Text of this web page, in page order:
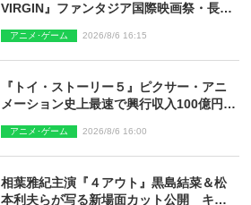
VIRGIN』ファンタジア国際映画祭・長編
アニメ･ゲーム 2026/8/6 16:15
『トイ・ストーリー５』ピクサー・アニ
メーション史上最速で興行収入100億円突
アニメ･ゲーム 2026/8/6 16:00
相葉雅紀主演『４アウト』黒島結菜＆松
本利夫らが写る新場面カット公開 キャ